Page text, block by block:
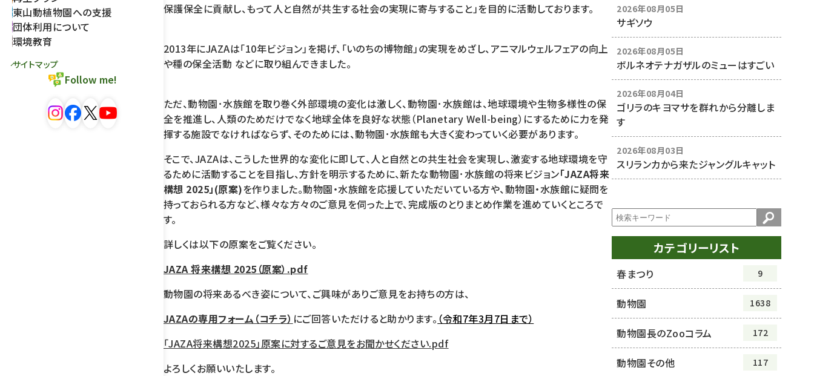
東山動植物園への支援
団体利用について
環境教育
サイトマップ
Follow me!
保護保全に貢献し、もって人と自然が共生する社会の実現に寄与すること」を目的に活動しております。
2013年にJAZAは「10年ビジョン」を掲げ、「いのちの博物館」の実現をめざし、アニマルウェルフェアの向上
や種の保全活動 などに取り組んできました。
ただ、動物園･水族館を取り巻く外部環境の変化は激しく、動物園･水族館は、地球環境や生物多様性の保
全を推進し、人類のためだけでなく地球全体を良好な状態（Planetary Well-being）にするために力を発
揮する施設でなければならず、そのためには、動物園･水族館も大きく変わっていく必要があります。
そこで、JAZAは、こうした世界的な変化に即して、人と自然との共生社会を実現し、激変する地球環境を守
るために活動することを目指し、方針を明示するために、新たな動物園･水族館の将来ビジョン「JAZA将来
構想 2025」(原案)を作りました。動物園・水族館を応援していただいている方や、動物園・水族館に疑問を
持っておられる方など、様々な方々のご意見を伺った上で、完成版のとりまとめ作業を進めていくところで
す。
詳しくは以下の原案をご覧ください。
JAZA 将来構想 2025（原案）.pdf
動物園の将来あるべき姿について、ご興味がありご意見をお持ちの方は、
JAZAの専用フォーム（コチラ） にご回答いただけると助かります。 （令和7年3月7日まで）
「JAZA将来構想2025」原案に対するご意見をお聞かせください.pdf
よろしくお願いいたします。
2026年08月05日
サギソウ
2026年08月05日
ボルネオテナガザルのミューはすごい
2026年08月04日
ゴリラのキヨマサを群れから分離しま
す
2026年08月03日
スリランカから来たジャングルキャット
カテゴリーリスト
春まつり 9
動物園 1638
動物園長のZooコラム 172
動物園その他 117